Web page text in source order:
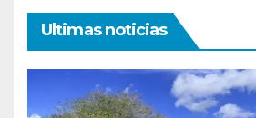
Ultimas noticias